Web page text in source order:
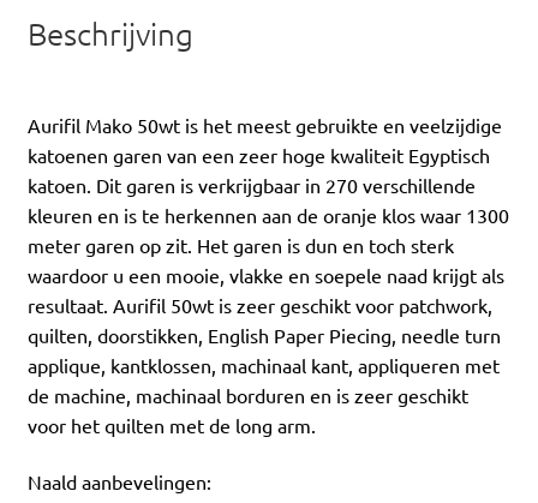
Beschrijving
Aurifil Mako 50wt is het meest gebruikte en veelzijdige
katoenen garen van een zeer hoge kwaliteit Egyptisch
katoen. Dit garen is verkrijgbaar in 270 verschillende
kleuren en is te herkennen aan de oranje klos waar 1300
meter garen op zit. Het garen is dun en toch sterk
waardoor u een mooie, vlakke en soepele naad krijgt als
resultaat. Aurifil 50wt is zeer geschikt voor patchwork,
quilten, doorstikken, English Paper Piecing, needle turn
applique, kantklossen, machinaal kant, appliqueren met
de machine, machinaal borduren en is zeer geschikt
voor het quilten met de long arm.
Naald aanbevelingen: